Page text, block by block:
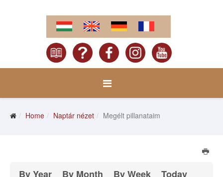
Home Naptár nézet Megélt pillanataim
By Year By Month By Week
Today